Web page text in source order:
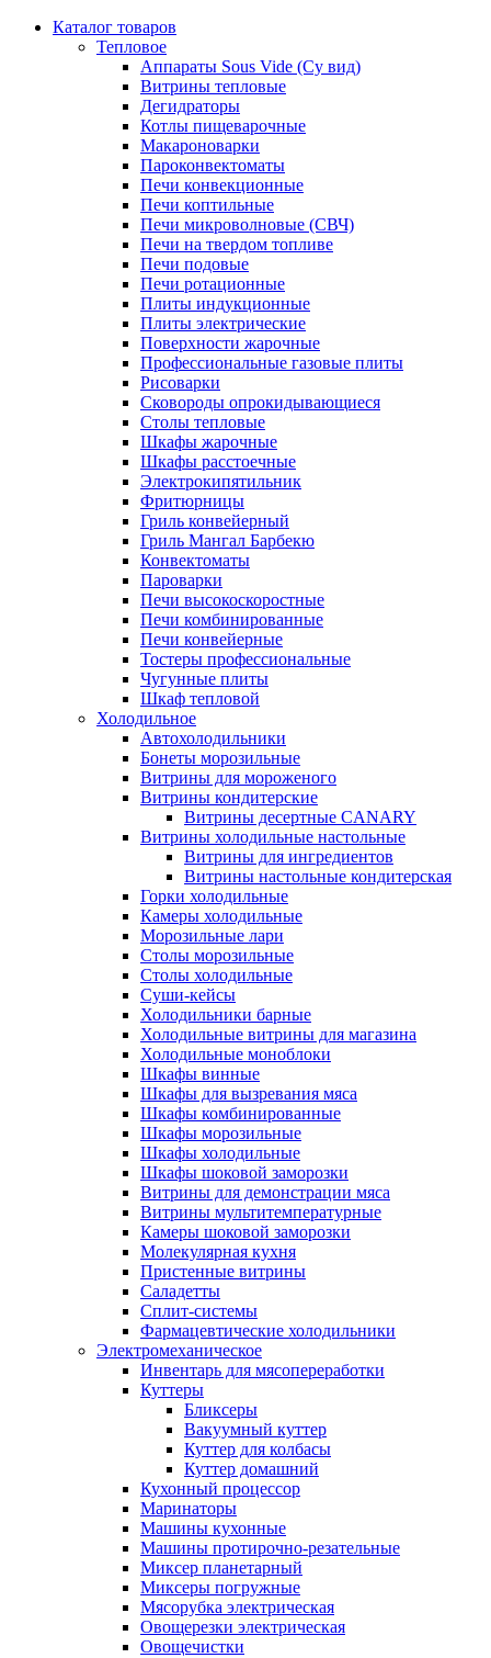
Каталог товаров
Тепловое
Аппараты Sous Vide (Су вид)
Витрины тепловые
Дегидраторы
Котлы пищеварочные
Макароноварки
Пароконвектоматы
Печи конвекционные
Печи коптильные
Печи микроволновые (СВЧ)
Печи на твердом топливе
Печи подовые
Печи ротационные
Плиты индукционные
Плиты электрические
Поверхности жарочные
Профессиональные газовые плиты
Рисоварки
Сковороды опрокидывающиеся
Столы тепловые
Шкафы жарочные
Шкафы расстоечные
Электрокипятильник
Фритюрницы
Гриль конвейерный
Гриль Мангал Барбекю
Конвектоматы
Пароварки
Печи высокоскоростные
Печи комбинированные
Печи конвейерные
Тостеры профессиональные
Чугунные плиты
Шкаф тепловой
Холодильное
Автохолодильники
Бонеты морозильные
Витрины для мороженого
Витрины кондитерские
Витрины десертные CANARY
Витрины холодильные настольные
Витрины для ингредиентов
Витрины настольные кондитерская
Горки холодильные
Камеры холодильные
Морозильные лари
Столы морозильные
Столы холодильные
Суши-кейсы
Холодильники барные
Холодильные витрины для магазина
Холодильные моноблоки
Шкафы винные
Шкафы для вызревания мяса
Шкафы комбинированные
Шкафы морозильные
Шкафы холодильные
Шкафы шоковой заморозки
Витрины для демонстрации мяса
Витрины мультитемпературные
Камеры шоковой заморозки
Молекулярная кухня
Пристенные витрины
Саладетты
Сплит-системы
Фармацевтические холодильники
Электромеханическое
Инвентарь для мясопереработки
Куттеры
Бликсеры
Вакуумный куттер
Куттер для колбасы
Куттер домашний
Кухонный процессор
Маринаторы
Машины кухонные
Машины протирочно-резательные
Миксер планетарный
Миксеры погружные
Мясорубка электрическая
Овощерезки электрическая
Овощечистки